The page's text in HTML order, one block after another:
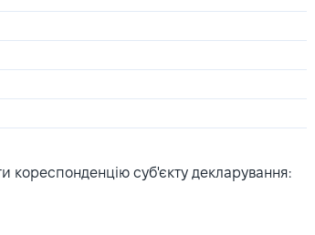
кореспонденцію суб'єкту декларування: